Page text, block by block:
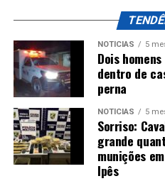
NOTÍCIAS 5
Dois
dentro de
perna
NOTÍCIAS 5
Sorriso:
grande
munições
Ipês